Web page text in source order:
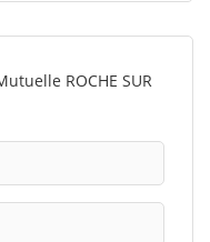
ROCHE SUR